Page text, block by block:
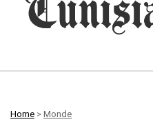
Home > Monde